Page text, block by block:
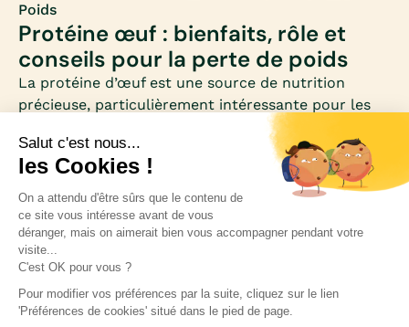
Poids
Protéine œuf : bienfaits, rôle et
conseils pour la perte de poids
La protéine d’œuf est une source de nutrition
précieuse, particulièrement intéressante pour les
femmes qui souhaitent perdre du poids. Riche en
acides aminés essentiels et faible en calories, elle
se distingue comme un allié minceur et santé.
Inscrivez-vous à notre newsletter pour rester
informée des nouveautés médicales.